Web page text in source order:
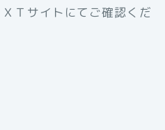
Ｔサイトにてご確認くだ